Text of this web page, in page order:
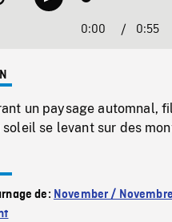
backwardPlay
Current
0:00 / 0:55
un paysage automnal,
se levant sur des
de: November / Novembre